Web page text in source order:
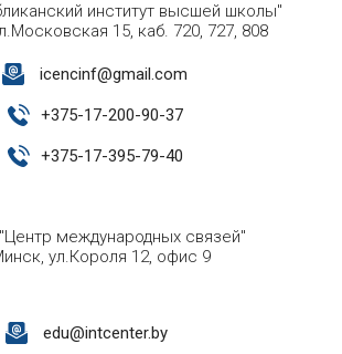
институт высшей школы"
15, каб. 720, 727, 808
icencinf@gmail.com
+375-17-200-90-37
+375-17-395-79-40
международных связей"
ул.Короля 12, офис 9
edu@intcenter.by